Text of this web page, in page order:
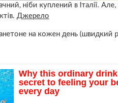
ніби куплений в Італії.
Джерело
на кожен день (швидкий